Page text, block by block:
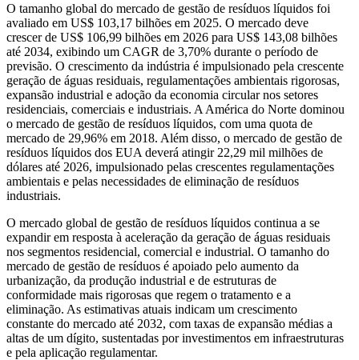
O tamanho global do mercado de gestão de resíduos líquidos foi
avaliado em US$ 103,17 bilhões em 2025. O mercado deve
crescer de US$ 106,99 bilhões em 2026 para US$ 143,08 bilhões
até 2034, exibindo um CAGR de 3,70% durante o período de
previsão. O crescimento da indústria é impulsionado pela crescente
geração de águas residuais, regulamentações ambientais rigorosas,
expansão industrial e adoção da economia circular nos setores
residenciais, comerciais e industriais. A América do Norte dominou
o mercado de gestão de resíduos líquidos, com uma quota de
mercado de 29,96% em 2018. Além disso, o mercado de gestão de
resíduos líquidos dos EUA deverá atingir 22,29 mil milhões de
dólares até 2026, impulsionado pelas crescentes regulamentações
ambientais e pelas necessidades de eliminação de resíduos
industriais.
O mercado global de gestão de resíduos líquidos continua a se
expandir em resposta à aceleração da geração de águas residuais
nos segmentos residencial, comercial e industrial. O tamanho do
mercado de gestão de resíduos é apoiado pelo aumento da
urbanização, da produção industrial e de estruturas de
conformidade mais rigorosas que regem o tratamento e a
eliminação. As estimativas atuais indicam um crescimento
constante do mercado até 2032, com taxas de expansão médias a
altas de um dígito, sustentadas por investimentos em infraestruturas
e pela aplicação regulamentar.